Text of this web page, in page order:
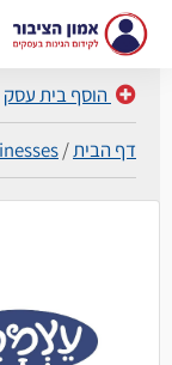
הוסף בית עסק
דף הבית/